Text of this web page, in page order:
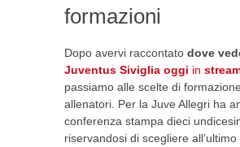
formazioni
Dopo avervi raccontato dove
Juventus Siviglia oggi in
passiamo alle scelte di
allenatori. Per la Juve Allegri ha
conferenza stampa dieci
riservandosi di scegliere